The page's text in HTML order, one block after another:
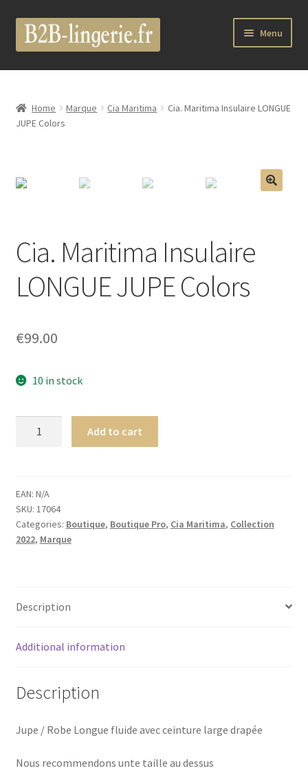
Aller
Aller
au
Menu
B2B Lingerie Site Officiel
Wholesale Registration Page
Boutique
Luxury Lingerie
Femme
Home Marque Cia Maritima
Cia. Maritima Insulaire LONGUE
JUPE Colors
Cia. Maritima Insulaire
LONGUE JUPE Colors
€99.00
10 in stock
JUPE
Colors
quantity
Add to cart
EAN: N/A
SKU: 17064
Categories: Boutique, Boutique Pro, Cia Maritima, Collection
2022, Marque
Description
Additional information
Description
Jupe / Robe Longue fluide avec ceinture large drapée
Nous recommendons unte taille au dessus